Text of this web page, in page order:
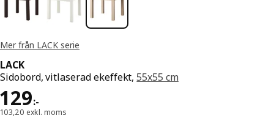
Mer från LACK serie
LACK
Sidobord, vitlaserad ekeffekt,55x55 cm
129:-
Pris 129:-
103,20 exkl. moms